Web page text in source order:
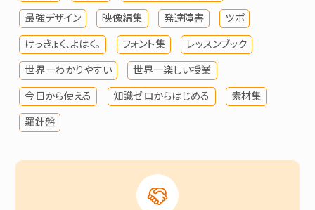
最強デザイン 映像編集 発達障害 ツボ
けっきょく、よはく。 フォント集 レッスンブック
世界一わかりやすい 世界一楽しい授業
今日から使える 知識ゼロからはじめる 素材集
羅針盤